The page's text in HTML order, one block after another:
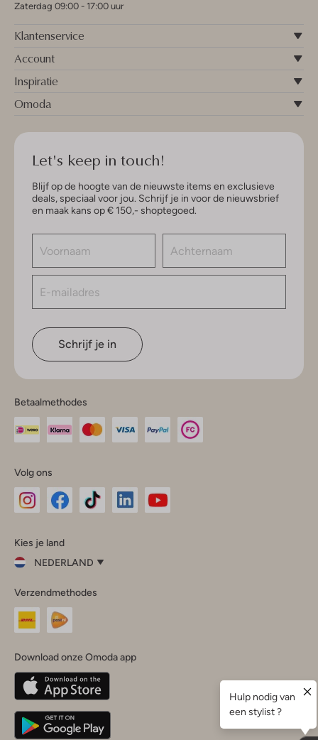
Zaterdag 09:00 - 17:00 uur
Klantenservice
Account
Inspiratie
Omoda
Let's keep in touch!
Blijf op de hoogte van de nieuwste items en exclusieve
deals, speciaal voor jou. Schrijf je in voor de nieuwsbrief
en maak kans op € 150,- shoptegoed.
Schrijf je in
Betaalmethodes
Volg ons
InstagramFacebook
Kies je land
NEDERLAND
je
land
Nederland
Belgique(Français)
Deutschland
Verzendmethodes
Download onze Omoda app